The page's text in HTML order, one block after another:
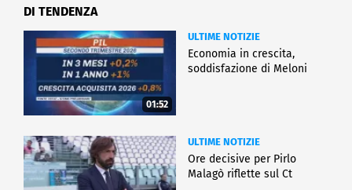
DI TENDENZA
01:52
ULTIME NOTIZIE
Economia in crescita,
soddisfazione di Meloni
ULTIME NOTIZIE
Ore decisive per Pirlo
Malagò riflette sul Ct